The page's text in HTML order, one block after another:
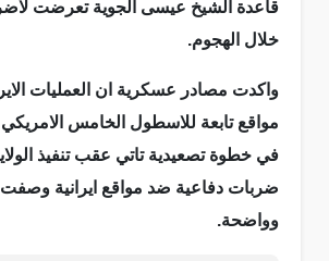
قاعدة الشيخ عيسى الجوية تعرضت
خلال الهجوم.
واكدت مصادر عسكرية ان العمليات
مواقع تابعة للاسطول الخامس
في خطوة تصعيدية تاتي عقب تنفيذ
ضربات دفاعية ضد مواقع ايرانية وصفت
وواضحة.